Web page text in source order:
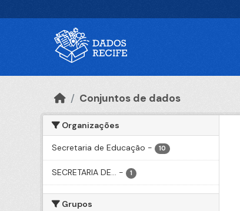
Conjuntos de dados
Organizações
Secretaria de Educação - 10
SECRETARIA DE... - 1
Grupos